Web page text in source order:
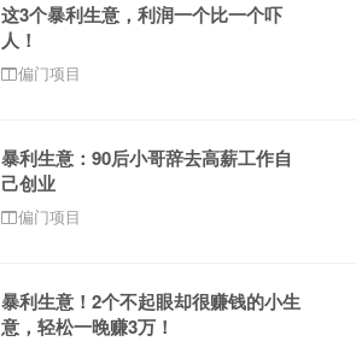
这3个暴利生意，利润一个比一个吓
人！
偏门项目
暴利生意：90后小哥辞去高薪工作自
己创业
偏门项目
暴利生意！2个不起眼却很赚钱的小生
意，轻松一晚赚3万！